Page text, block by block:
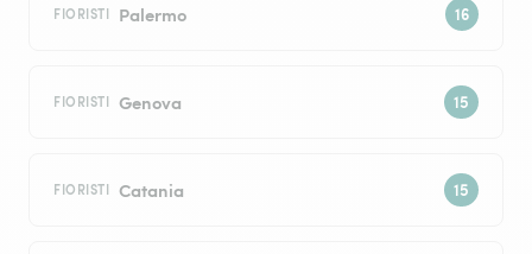
FIORISTI Palermo
FIORISTI Genova
FIORISTI Catania